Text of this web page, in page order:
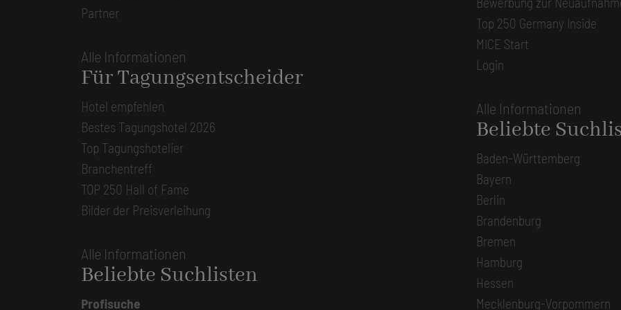
Partner
Alle Informationen
Für Tagungsentscheider
Hotel empfehlen
Bestes Tagungshotel 2026
Top Tagungshotelier
Branchentreff
TOP 250 Hall of Fame
Bilder der Preisverleihung
Alle Informationen
Beliebte Suchlisten
Profisuche
Top 250 Germany Inside
MICE Start
Login
Alle Informationen
Beliebte
Baden-Württemberg
Bayern
Berlin
Brandenburg
Bremen
Hamburg
Hessen
Mecklenburg-Vorpommern